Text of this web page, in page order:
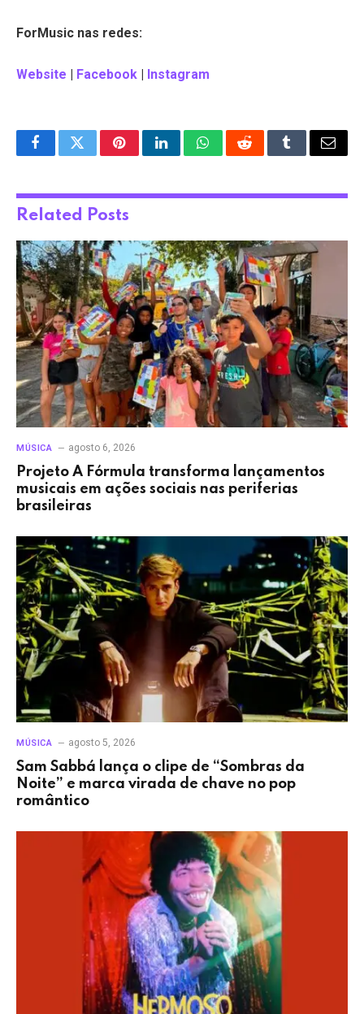
ForMusic nas redes:
Website Facebook Instagram
FacebookTwitterPinterestLinkedInWhatsAppRedditTumblrEmail
Related Posts
MÚSICA agosto 6, 2026
Projeto A Fórmula transforma lançamentos
musicais em ações sociais nas periferias
brasileiras
MÚSICA agosto 5, 2026
Sam Sabbá lança o clipe de “Sombras da
Noite” e marca virada de chave no pop
romântico